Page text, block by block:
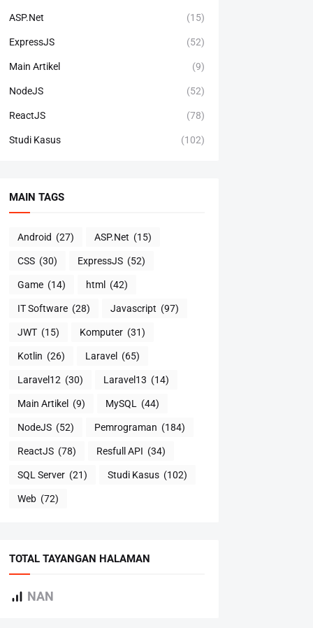
ASP.Net (15)
ExpressJS (52)
Main Artikel (9)
NodeJS (52)
ReactJS (78)
Studi Kasus (102)
MAIN TAGS
Android (27) ASP.Net (15)
CSS (30) ExpressJS (52)
Game (14) html (42)
IT Software (28) Javascript (97)
JWT (15) Komputer (31)
Kotlin (26) Laravel (65)
Laravel12 (30) Laravel13 (14)
Main Artikel (9) MySQL (44)
NodeJS (52) Pemrograman (184)
ReactJS (78) Resfull API (34)
SQL Server (21) Studi Kasus (102)
Web (72)
TOTAL TAYANGAN HALAMAN
NAN